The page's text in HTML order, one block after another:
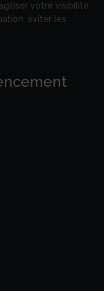
votre visibilité
éviter les